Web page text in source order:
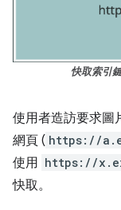
快取索引
使用者造訪要求圖
網頁 ( https://
使用 https://
快取。